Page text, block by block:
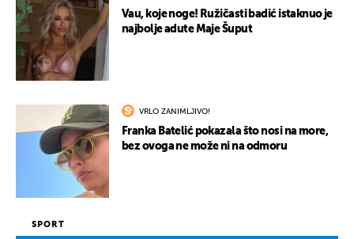
Vau, koje noge! Ružičasti badić istaknuo je
najbolje adute Maje Šuput
VRLO ZANIMLJIVO!
Franka Batelić pokazala što nosi na more,
bez ovoga ne može ni na odmoru
SPORT